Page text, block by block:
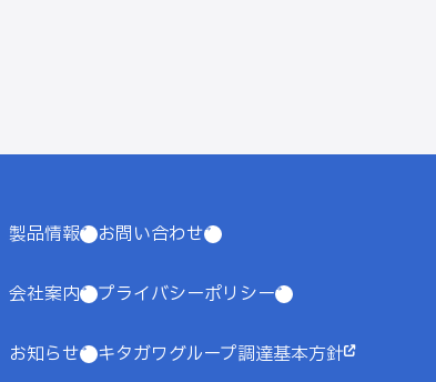
製品情報
会社案内
お知らせ
お問い合わせ
プライバシーポリシー
キタガワグループ調達基本方針